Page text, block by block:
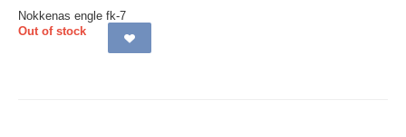
Nokkenas engle fk-7
Out of stock